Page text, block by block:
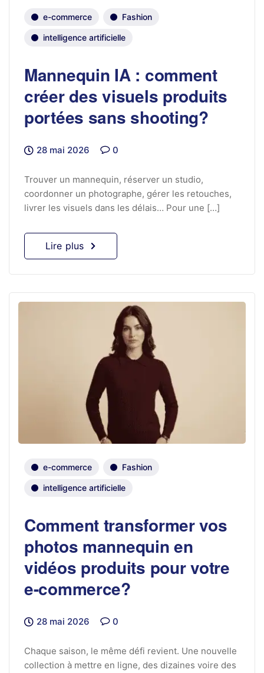
e-commerce Fashion
intelligence artificielle
Mannequin IA : comment
créer des visuels produits
portées sans shooting?
28 mai 2026 0
Trouver un mannequin, réserver un studio,
coordonner un photographe, gérer les retouches,
livrer les visuels dans les délais… Pour une […]
Lire plus
e-commerce Fashion
intelligence artificielle
Comment transformer vos
photos mannequin en
vidéos produits pour votre
e-commerce?
28 mai 2026 0
Chaque saison, le même défi revient. Une nouvelle
collection à mettre en ligne, des dizaines voire des